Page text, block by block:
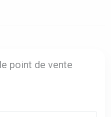
point de vente